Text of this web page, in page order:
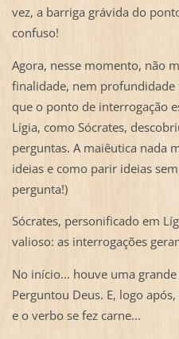
vez, a barriga grávida do
confuso!
Agora, nesse momento, não
finalidade, nem profundidade
que o ponto de interrogação
Lígia, como Sócrates,
perguntas. A maiêutica nada
ideias e como parir ideias
pergunta!)
Sócrates, personificado em
valioso: as interrogações
No início... houve uma
Perguntou Deus. E, logo
e o verbo se fez carne...